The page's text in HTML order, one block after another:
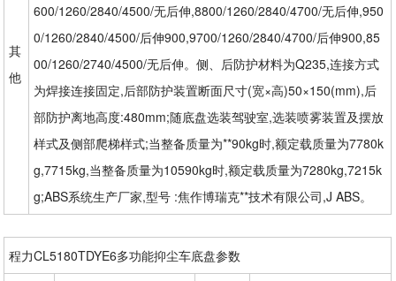
其
他
600/1260/2840/4500/无后伸,8800/1260/2840/4700/无后伸,950
0/1260/2840/4500/后伸900,9700/1260/2840/4700/后伸900,85
00/1260/2740/4500/无后伸。侧、后防护材料为Q235,连接方式
为焊接连接固定,后部防护装置断面尺寸(宽×高)50×150(mm),后
部防护离地高度:480mm;随底盘选装驾驶室,选装喷雾装置及摆放
样式及侧部爬梯样式;当整备质量为**90kg时,额定载质量为7780k
g,7715kg,当整备质量为10590kg时,额定载质量为7280kg,7215k
g;ABS系统生产厂家,型号 :焦作博瑞克**技术有限公司,J ABS。
程力CL5180TDYE6多功能抑尘车底盘参数